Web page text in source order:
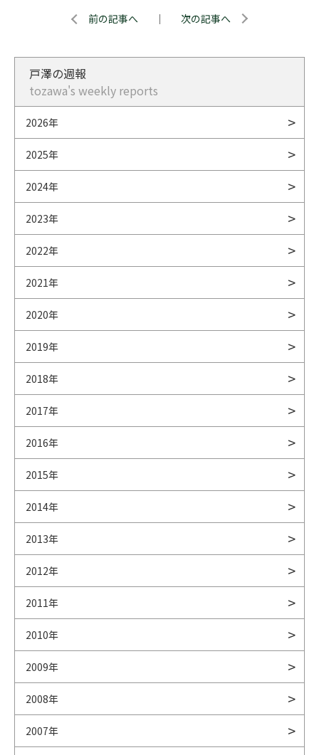
前の記事へ ｜ 次の記事へ
戸澤の週報
tozawa's weekly reports
2026年
2025年
2024年
2023年
2022年
2021年
2020年
2019年
2018年
2017年
2016年
2015年
2014年
2013年
2012年
2011年
2010年
2009年
2008年
2007年